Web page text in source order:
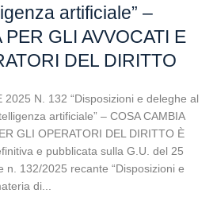
artificiale” –
GLI AVVOCATI E
DEL DIRITTO
2025 N. 132 “Disposizioni e deleghe al
artificiale” – COSA CAMBIA
GLI OPERATORI DEL DIRITTO È
e pubblicata sulla G.U. del 25
n. 132/2025 recante “Disposizioni e
di...